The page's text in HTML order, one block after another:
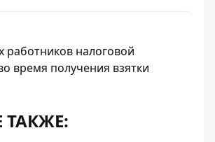
работников налоговой
время получения взятки
ТАКЖЕ: